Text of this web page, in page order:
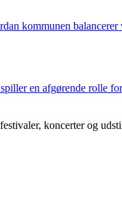
kommunen balancerer
en afgørende rolle
koncerter og